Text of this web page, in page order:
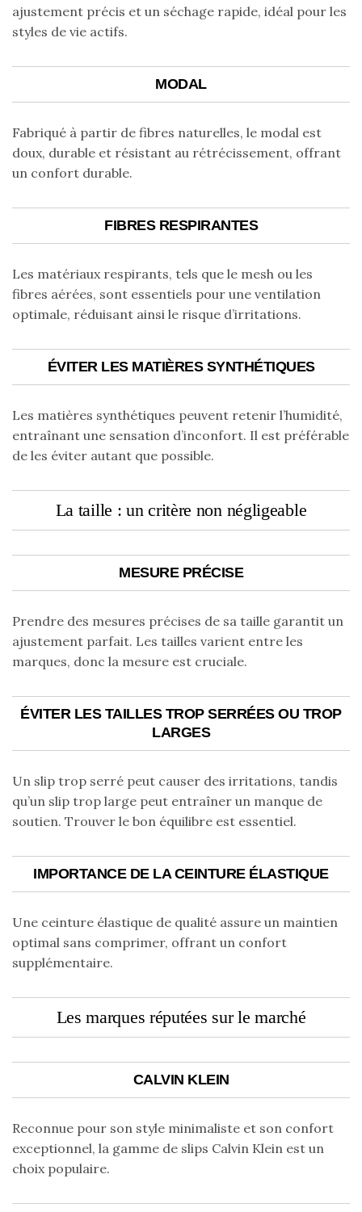
ajustement précis et un séchage rapide, idéal pour les
styles de vie actifs.
MODAL
Fabriqué à partir de fibres naturelles, le modal est
doux, durable et résistant au rétrécissement, offrant
un confort durable.
FIBRES RESPIRANTES
Les matériaux respirants, tels que le mesh ou les
fibres aérées, sont essentiels pour une ventilation
optimale, réduisant ainsi le risque d’irritations.
ÉVITER LES MATIÈRES SYNTHÉTIQUES
Les matières synthétiques peuvent retenir l’humidité,
entraînant une sensation d’inconfort. Il est préférable
de les éviter autant que possible.
La taille : un critère non négligeable
MESURE PRÉCISE
Prendre des mesures précises de sa taille garantit un
ajustement parfait. Les tailles varient entre les
marques, donc la mesure est cruciale.
ÉVITER LES TAILLES TROP SERRÉES OU TROP
LARGES
Un slip trop serré peut causer des irritations, tandis
qu’un slip trop large peut entraîner un manque de
soutien. Trouver le bon équilibre est essentiel.
IMPORTANCE DE LA CEINTURE ÉLASTIQUE
Une ceinture élastique de qualité assure un maintien
optimal sans comprimer, offrant un confort
supplémentaire.
Les marques réputées sur le marché
CALVIN KLEIN
Reconnue pour son style minimaliste et son confort
exceptionnel, la gamme de slips Calvin Klein est un
choix populaire.